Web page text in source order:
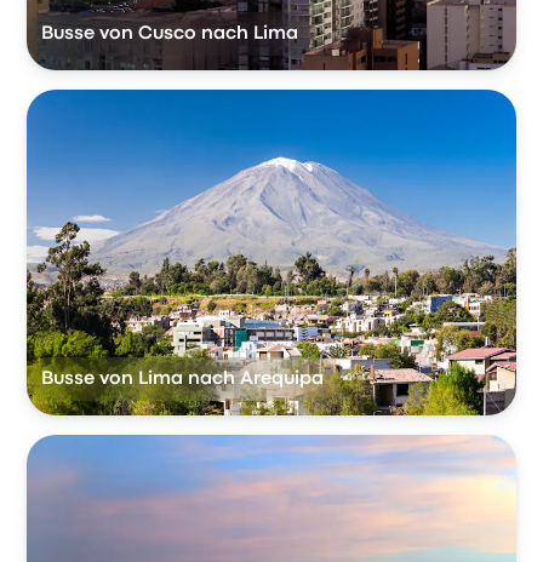
Busse von Cusco nach Lima
Busse von Lima nach Arequipa